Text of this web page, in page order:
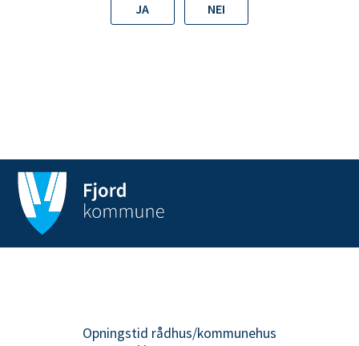
JA NEI
Opningstid rådhus/kommunehus